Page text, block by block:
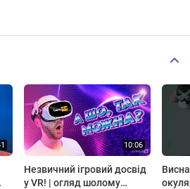
Незвичний ігровий досвід
у VR! | огляд шолому